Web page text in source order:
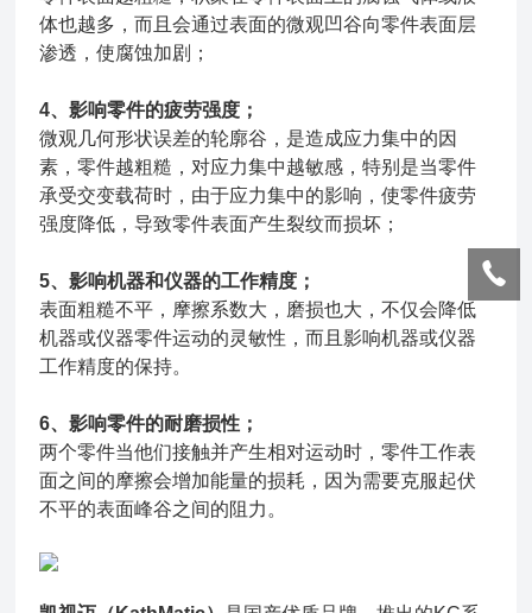
体也越多，而且会通过表面的微观凹谷向零件表面层
渗透，使腐蚀加剧；
4、影响零件的疲劳强度；
微观几何形状误差的轮廓谷，是造成应力集中的因
素，零件越粗糙，对应力集中越敏感，特别是当零件
承受交变载荷时，由于应力集中的影响，使零件疲劳
强度降低，导致零件表面产生裂纹而损坏；
5、影响机器和仪器的工作精度；
表面粗糙不平，摩擦系数大，磨损也大，不仅会降低
机器或仪器零件运动的灵敏性，而且影响机器或仪器
工作精度的保持。
6、影响零件的耐磨损性；
两个零件当他们接触并产生相对运动时，零件工作表
面之间的摩擦会增加能量的损耗，因为需要克服起伏
不平的表面峰谷之间的阻力。